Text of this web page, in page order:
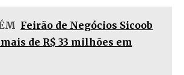
Feirão de Negócios Sicoob
de R$ 33 milhões em